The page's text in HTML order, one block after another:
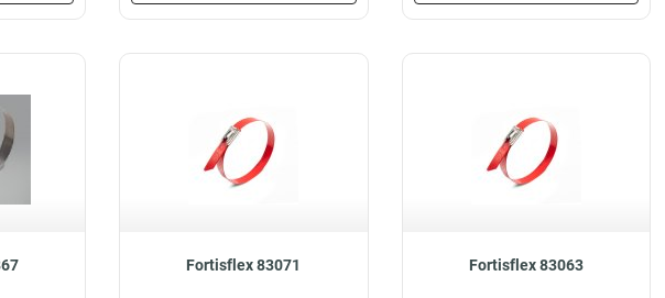
Fortisflex 83071 Fortisflex 83063